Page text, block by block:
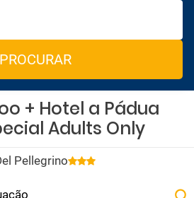
PROCURAR
+ Hotel a Pádua
Adults Only
Pellegrino